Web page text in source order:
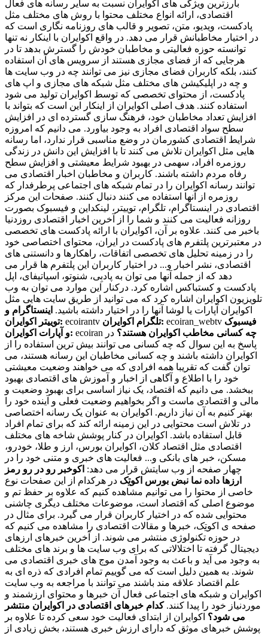
بارزترین ویژگی های اکوایران نسبت به سایر رسانه های فعال
اقتصادی، ارائه انواع مختلف محتوا با روش های مختلف مثل
پادکست، ویدیو، متن، تصویر و قالب های روزنامه نگاری است که
در اختیار مخاطبانش قرار می دهد. در واقع اکوایران با اینکار نه تنها
توانسته حوزه فعالیتی و مخاطبان خودش را گسترش بدهد تا در
هرجایی که از فضای مجازی هستند از سرویس های آن استفاده
کنند، بلکه کاربران فضای مجازی نیز می توانند چه در وب سایت ها
و چه در اپلیکیشن های مختلف مثل شبکه های مجازی و اپ های
پادکست، از محتوای تخصصی که توسط اکوایران تولید می شود
استفاده کنند. هدف اصلی اکوایران از اینکار این است که بتواند با
افزایش تعداد مخاطبان خود، فرهنگ سازی گسترده ای در افزایش
سطح سواد اقتصادی افراد به وجود بیاورد. می دانیم که امروزه
شرایط اقتصادی کشورمان در وضع مناسبی قرار ندارد، اما رسانه
هایی مثل اکوایران تلاش می کنند تا با افزایش این دانش در زندگی
روزمره افراد، سهمی در بهبود شرایط معیشتی و افزایش سطح
رفاه مردم داشته باشند. کاربران و مخاطبان اخبار اقتصادی می
توانند رسانه اکوایران را در تمام شبکه های اجتماعی پرطرفدار که
روزمره از آنها استفاده می کنند دنبال کنند. صفحات این مرکز
اقتصادی در اینستاگرام، تلگرام، توییتر، لینکداین و فیسبوک بصورت
روزانه فعالیت می کنند و شما را از آخرین اخبار اقتصادی روزدنیا
باخبر می کنند. علاوه بر آن، اکوایران با ارائه پادکست های تخصصی
در معتبرترین پلتفرم های پادکست در ایران، محتوای اختصاصی خود
را در زمینه تحلیل های تخصصی اتفاقات، راهکارها و دانستنی های
اقتصادی، نشر اخبار و... در اختیار کاربران این پلتفرم ها قرار می
دهد که از جمله آنها می توان به پادبِی، شنوتو، اسپاتیفای، اپل
پادکست و کستباکس اشاره کرد. درکنار این موارد می توان به وب
تلویزیون اکوایران اشاره کرد که می توانید از طریق سایت هایی مثل
اکوایران آپارات یا لوشا آنها را در اختیار داشته باشید. اینستاگرام و
توییتر اکوایران: ecoirantv تلگرام اکوایران: ecoiran_webtv فیسبوک
و آپارات اکوایران: ecoiran چه کسانی مخاطب اکوایران هستند؟ در
پاسخ به این سوال که چه کسانی می توانند بیش ترین استفاده را از
اکوایران داشته باشند و چه کسانی مخاطبان این رسانه هستند، می
توان گفت که تقریبا همه افرادی که می خواهند وضعیت معیشتی
خود را با اطلاع و آگاهی از اخبار و آموزش های اقتصادی بهبود
ببخشد. می دانیم که اقتصاد، یک نیاز اساسی برای بهبود وضعیت و
مالی و اقتصادی ماست و اگر بخواهیم وضعیت فعلی و آینده خود را
بهتر کنیم به آن نیاز داریم. اکوایران به عنوان یک رسانه اختصاصی
در تلاش است محتوایی در این زمینه ارائه کند که برای تمام افراد
قابل استفاده باشد. اکوایران در کنار پوشش شاخه های مختلف
اقتصادی مثل اقتصاد کلان، اکوایران بورس، ارز و طلا، خودرو،
مسکن، خبر های بانکی و... فعالیت های خبری و متنی خود را در
چهار صفحه از وب سایتش قرار می دهد: اکوخبر رو در رو رمز
ارزها داده نما نبض بورس اکوتِک در هرکدام از این صفحات نوع
خاصی از محتوا را می توانیم مشاهده کنیم که علاوه بر حفظ تم و
موضوع اصلی که اقتصاد است، موضوعات مختلف دیگری چاشنی
محتوایی شده که در اختیار کاربران قرار می گیرد. برای مثال در
صفحه ی اکوتِک، خبرها و مقالات اقتصادی را مشاهده می کنیم که
در حوزه تکنولوژی منتشر می شوند. از آخرین خبرهای ارزهای
دیجیتال گرفته تا اختلالاتی که برای وب سایت ها و برند های مختلف
به وجود می آید و باعث به وجود آمدن موج های خبری اقتصادی می
شوند. به همین دلیل است که می گوییم تمام افرادی که ذره ای به
علم اقتصاد علاقه مند باشند می توانند با مراجعه به وب سایت
اکوایران و شبکه های اجتماعی فعال آن خبرها و محتوای ارزشمند و
موردنیاز خود را پیدا کنند.کدام خبرهای اقتصادی در اکوایران منتشر
می شود؟ اکوایران از ابتدای فعالیت خود سعی کرده تا علاوه بر
پوشش خبرهای موثق که دارای ارزش خبری هستند، بخش زیادی از